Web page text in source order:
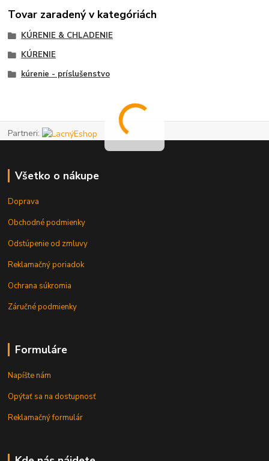
Tovar zaradený v kategóriách
KÚRENIE & CHLADENIE
KÚRENIE
kúrenie - príslušenstvo
Partneri:
Všetko o nákupe
Doprava
Obchodné podmienky
Odstúpenie od zmluvy
Reklamačný poriadok
Ochrana súkromia
Záručné podmienky
Formuláre
Napíšte nám
Opýtať sa na dostupnosť
Reklamačný formulár